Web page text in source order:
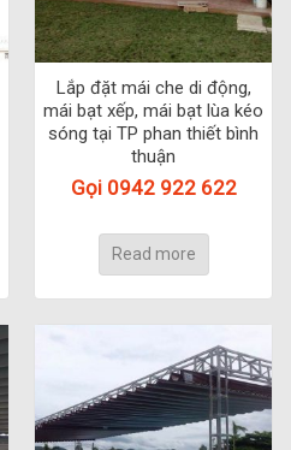
Lắp đặt mái che di động,
mái bạt xếp, mái bạt lùa kéo
sóng tại TP phan thiết bình
thuận
Gọi 0942 922 622
Read more